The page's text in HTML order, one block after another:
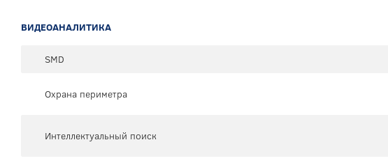
ВИДЕОАНАЛИТИКА
SMD
Охрана периметра
Интеллектуальный поиск